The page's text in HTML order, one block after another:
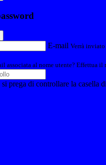
E-mail Verrà
associata al nome utente? Effettua il
prega di controllare la casella